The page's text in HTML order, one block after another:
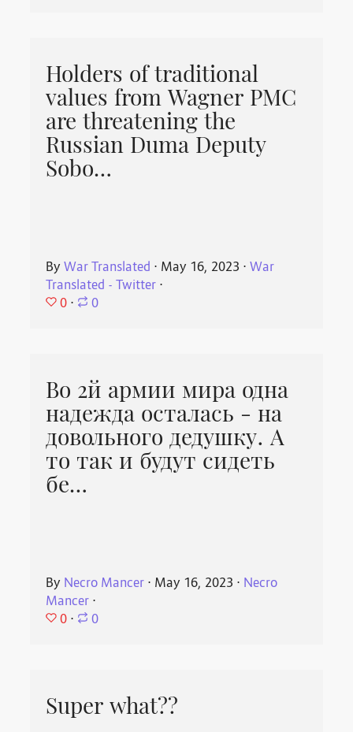
Holders of traditional
values from Wagner PMC
are threatening the
Russian Duma Deputy
Sobo…
ByWar Translated ⋅ May 16, 2023 ⋅War
Translated - Twitter ⋅
0 ⋅ 0
Во 2й армии мира одна
надежда осталась - на
довольного дедушку. А
то так и будут сидеть
бе…
By Necro Mancer ⋅ May 16, 2023 ⋅ Necro
Mancer ⋅
0 ⋅ 0
Super what??